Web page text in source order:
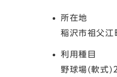
所在地
稲沢市祖父
利用種目
野球場(軟式